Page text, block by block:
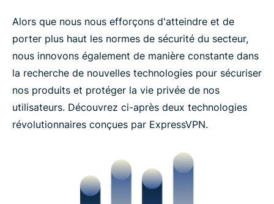
Alors que nous nous efforçons d'atteindre et de
porter plus haut les normes de sécurité du secteur,
nous innovons également de manière constante dans
la recherche de nouvelles technologies pour sécuriser
nos produits et protéger la vie privée de nos
utilisateurs. Découvrez ci-après deux technologies
révolutionnaires conçues par ExpressVPN.